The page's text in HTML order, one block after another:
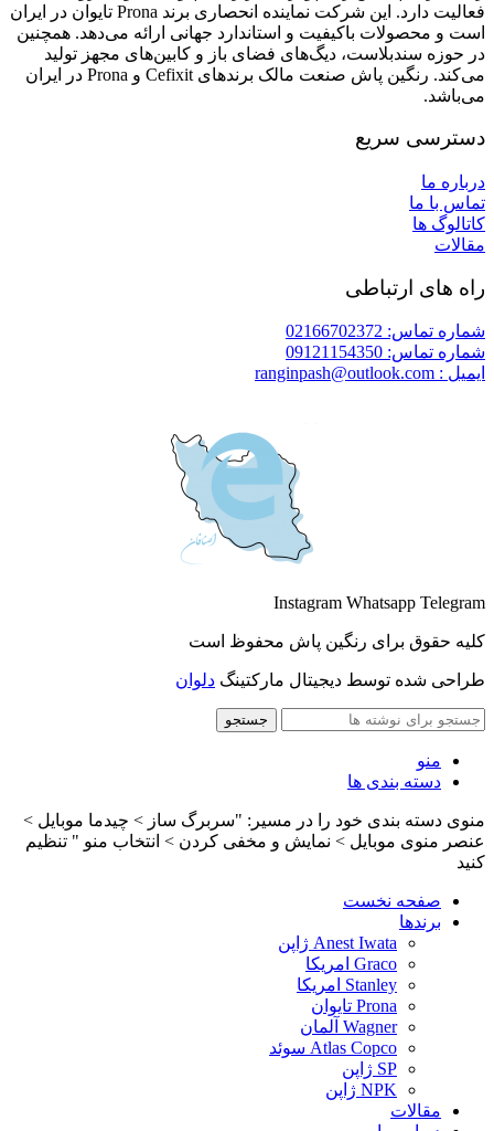
فعالیت دارد. این شرکت نماینده انحصاری برند Prona تایوان در ایران
است و محصولات باکیفیت و استاندارد جهانی ارائه می‌دهد. همچنین
در حوزه سندبلاست، دیگ‌های فضای باز و کابین‌های مجهز تولید
می‌کند. رنگین پاش صنعت مالک برندهای Cefixit و Prona در ایران
می‌باشد.
دسترسی سریع
درباره ما
تماس با ما
کاتالوگ ها
مقالات
راه های ارتباطی
شماره تماس: 02166702372
شماره تماس: 09121154350
ایمیل : ranginpash@outlook.com
Instagram Whatsapp Telegram
کلیه حقوق برای رنگین پاش محفوظ است
طراحی شده توسط دیجیتال مارکتینگ دلوان
جستجو
منو
دسته بندی ها
منوی دسته بندی خود را در مسیر: "سربرگ ساز > چیدما موبایل >
عنصر منوی موبایل > نمایش و مخفی کردن > انتخاب منو " تنظیم
کنید
صفحه نخست
برندها
Anest Iwata ژاپن
Graco امریکا
Stanley امریکا
Prona تایوان
Wagner آلمان
Atlas Copco سوئد
SP ژاپن
NPK ژاپن
مقالات